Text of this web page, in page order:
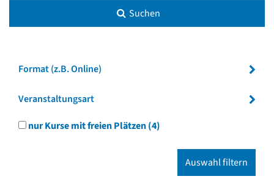
Suchen
Format (z.B. Online)
Veranstaltungsart
nur Kurse mit freien Plätzen(4)